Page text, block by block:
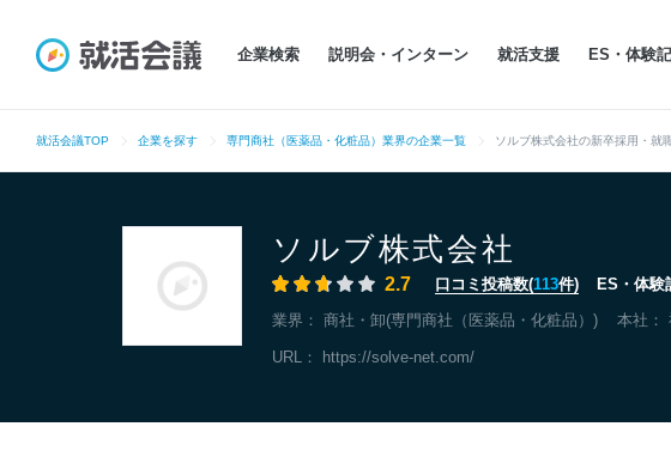
企業検索 説明会・インターン 就活支援 ES・体験記
就活会議TOP 企業を探す 専門商社（医薬品・化粧品）業界の企業一覧 ソルブ株式会社の新卒採用・就
ソルブ株式会社
2.7 口コミ投稿数(113件) ES・体験
業界： 商社・卸(専門商社（医薬品・化粧品）) 本社：
URL： https://solve-net.com/